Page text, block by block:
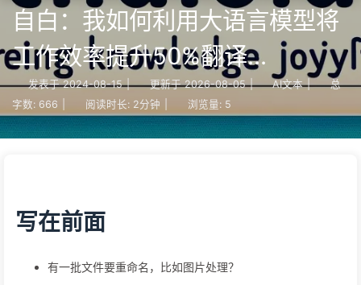
自白：我如何利用大语言模型将
工作效率提升50%翻译
ChatGPT 会话 之 022 Rename
.txt files
发表于 2024-08-15 | 更新于 2026-08-05 | AI文本 |
总
字数: 666 阅读时长: 2分钟 浏览量: 5
写在前面
有一批文件要重命名，比如图片处理？